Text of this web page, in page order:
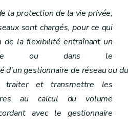
la protection de la vie privée,
sont chargés, pour ce qui
de la flexibilité entraînant un
ou dans le
d’un gestionnaire de réseau ou
traiter et transmettre les
au calcul du volume
avec le gestionnaire